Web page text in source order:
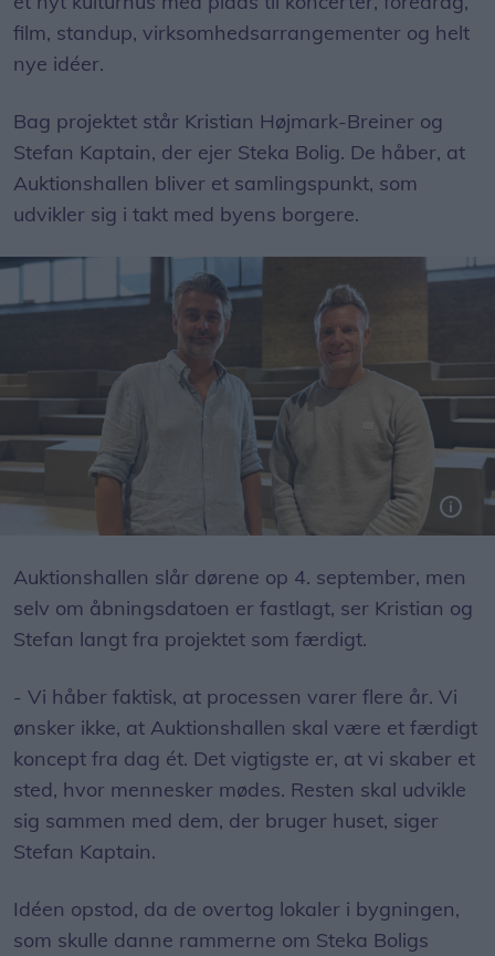
film, standup, virksomhedsarrangementer og helt
nye idéer.
Bag projektet står Kristian Højmark-Breiner og
Stefan Kaptain, der ejer Steka Bolig. De håber, at
Auktionshallen bliver et samlingspunkt, som
udvikler sig i takt med byens borgere.
Auktionshallen slår dørene op 4. september, men
selv om åbningsdatoen er fastlagt, ser Kristian og
Stefan langt fra projektet som færdigt.
- Vi håber faktisk, at processen varer flere år. Vi
ønsker ikke, at Auktionshallen skal være et færdigt
koncept fra dag ét. Det vigtigste er, at vi skaber et
sted, hvor mennesker mødes. Resten skal udvikle
sig sammen med dem, der bruger huset, siger
Stefan Kaptain.
Idéen opstod, da de overtog lokaler i bygningen,
som skulle danne rammerne om Steka Boligs